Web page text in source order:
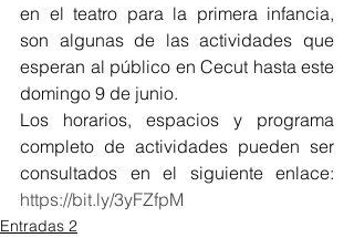
en el teatro para la primera infancia,
son algunas de las actividades que
esperan al público en Cecut hasta este
domingo 9 de junio.
Los horarios, espacios y programa
completo de actividades pueden ser
https://bit.ly/3yFZfpM
Entradas 2